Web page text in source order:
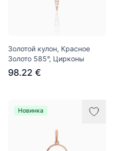
Золотой кулон, Красное
Золото 585°, Цирконы
98.22 €
Новинка